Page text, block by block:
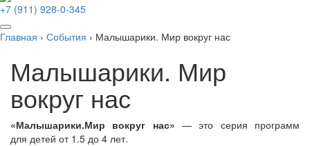
+7 (911) 928-0-345
Главная › События › Малышарики. Мир вокруг нас
Малышарики. Мир
вокруг нас
«Малышарики.Мир вокруг нас» — это серия программ
для детей от 1.5 до 4 лет.